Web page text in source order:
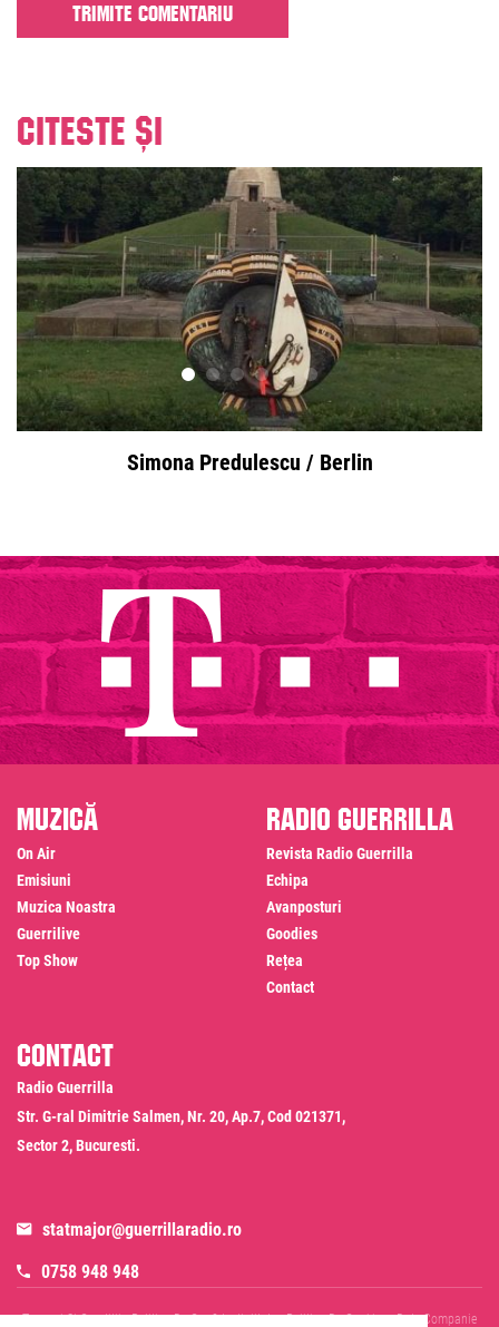
Citeste și
Simona Predulescu / Berlin
Muzică
On Air
Emisiuni
Muzica Noastra
Guerrilive
Top Show
Radio Guerrilla
Revista Radio Guerrilla
Echipa
Avanposturi
Goodies
Rețea
Contact
Contact
Radio Guerrilla
Str. G-ral Dimitrie Salmen, Nr. 20, Ap.7, Cod 021371,
Sector 2, Bucuresti.
statmajor@guerrillaradio.ro
0758 948 948
Termeni Si Conditii Politica De Confidentialitate Politica De Cookies Date Companie